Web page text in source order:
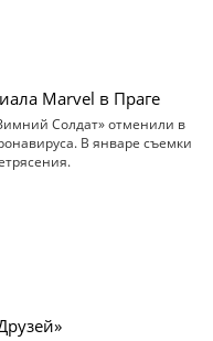
Marvel в Праге
Солдат» отменили в
В январе съемки